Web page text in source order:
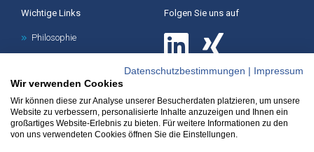
Wichtige Links
Philosophie
Aktuelles
Karriere
Folgen Sie uns auf
Datenschutzbestimmungen
Impressum
Wir verwenden Cookies
Wir können diese zur Analyse unserer Besucherdaten platzieren, um unsere
Website zu verbessern, personalisierte Inhalte anzuzeigen und Ihnen ein
großartiges Website-Erlebnis zu bieten. Für weitere Informationen zu den
von uns verwendeten Cookies öffnen Sie die Einstellungen.